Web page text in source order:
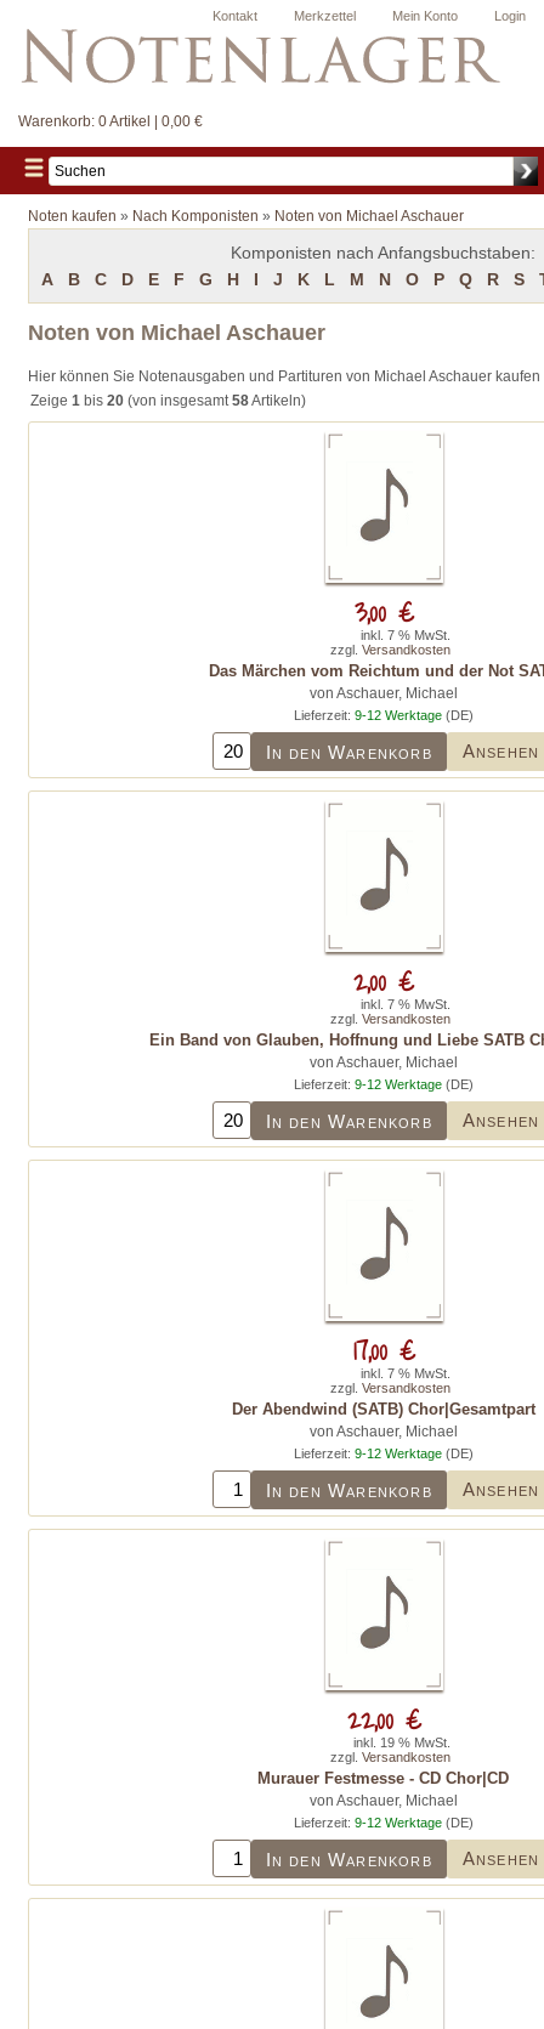
Login
Mein Konto
Merkzettel
Kontakt
Warenkorb: 0 Artikel | 0,00 €
Noten kaufen » Nach Komponisten » Noten von Michael Aschauer
Komponisten nach Anfangsbuchstaben:
A
B C D E F G H I J K L M N O P Q R S
Noten von Michael Aschauer
Hier können Sie Notenausgaben und Partituren von Michael Aschauer kaufen
Zeige 1 bis 20 (von insgesamt58Artikeln)
Das Märchen vom Reichtum und der Not
von Aschauer, Michael
Lieferzeit: 9-12 Werktage (DE)
In den Warenkorb Ansehen
3,00 €
inkl. 7 % MwSt.
zzgl. Versandkosten
Ein Band von Glauben, Hoffnung und Liebe SATB
von Aschauer, Michael
Lieferzeit: 9-12 Werktage (DE)
In den Warenkorb Ansehen
2,00 €
inkl. 7 % MwSt.
zzgl. Versandkosten
Der Abendwind (SATB) Chor|Gesamtpart
von Aschauer, Michael
Lieferzeit: 9-12 Werktage(DE)
In den Warenkorb Ansehen
17,00 €
inkl. 7 % MwSt.
zzgl. Versandkosten
Murauer Festmesse - CD Chor|CD
von Aschauer, Michael
Lieferzeit: 9-12 Werktage(DE)
In den Warenkorb Ansehen
22,00 €
inkl. 19 % MwSt.
zzgl. Versandkosten